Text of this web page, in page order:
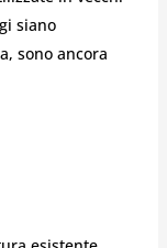
siano
sono ancora